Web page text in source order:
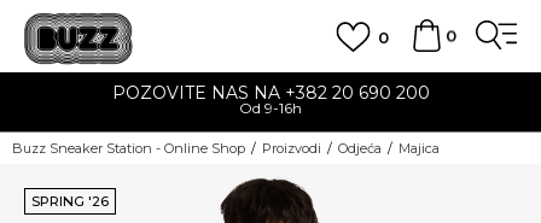
0
0
POZOVITE NAS NA +382 20 690 200
Od 9-16h
Buzz Sneaker Station - Online Shop Proizvodi Odjeća Majica
SPRING '26